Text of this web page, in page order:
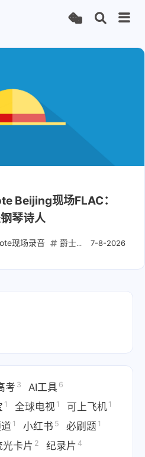
Beijing现场FLAC：
琴诗人
7-8-2026
现场录音 爵士FLAC无损专辑
考 3 AI工具 6
1 全球电视 1 可上飞机 1
1 小红书 5 必刷题 1
光卡片 2 纪录片 4